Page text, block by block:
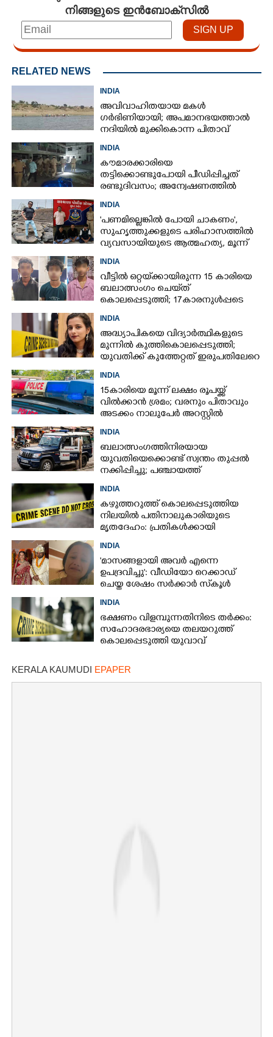
നിങ്ങളുടെ ഇൻബോക്സിൽ
RELATED NEWS
INDIA
അവിവാഹിതയായ മകൾ
ഗർഭിണിയായി; അപമാനഭയത്താൽ
നദിയിൽ മുക്കികൊന്ന പിതാവ്
INDIA
കൗമാരക്കാരിയെ
തട്ടിക്കൊണ്ടുപോയി പീഡിപ്പിച്ചത്
രണ്ടുദിവസം; അന്വേഷണത്തിൽ
ഫുഡ് ഡെലിവറി
INDIA
'പണമില്ലെങ്കിൽ പോയി ചാകണം',
സുഹൃത്തുക്കളുടെ പരിഹാസത്തിൽ
വ്യവസായിയുടെ ആത്മഹത്യ, മൂന്ന്
INDIA
വീട്ടിൽ ഒറ്റയ്‌ക്കായിരുന്ന 15 കാരിയെ
ബലാത്സംഗം ചെയ്‌ത്
കൊലപ്പെടുത്തി; 17കാരനുൾപ്പടെ
INDIA
അദ്ധ്യാപികയെ വിദ്യാർത്ഥികളുടെ
മുന്നിൽ കുത്തികൊലപ്പെടുത്തി;
യുവതിക്ക് കുത്തേറ്റത് ഇരുപതിലേറെ
INDIA
15കാരിയെ മൂന്ന് ലക്ഷം രൂപയ്ക്ക്
വിൽക്കാൻ ശ്രമം; വരനും പിതാവും
അടക്കം നാലുപേർ അറസ്റ്റിൽ
INDIA
ബലാത്സംഗത്തിനിരയായ
യുവതിയെക്കൊണ്ട് സ്വന്തം തുപ്പൽ
നക്കിപ്പിച്ചു; പഞ്ചായത്ത്
പൊലീസ്‌
INDIA
കഴുത്തറുത്ത് കൊലപ്പെടുത്തിയ
നിലയിൽ പതിനാലുകാരിയുടെ
മൃതദേഹം: പ്രതികൾക്കായി
INDIA
'മാസങ്ങളായി അവർ എന്നെ
ഉപദ്രവിച്ചു': വീഡിയോ റെക്കാഡ്
ചെയ്ത ശേഷം സർക്കാർ സ്‌കൂൾ
INDIA
ഭക്ഷണം വിളമ്പുന്നതിനിടെ തർക്കം:
സഹോദരഭാര്യയെ തലയറുത്ത്
കൊലപ്പെടുത്തി യുവാവ്
KERALA KAUMUDI EPAPER